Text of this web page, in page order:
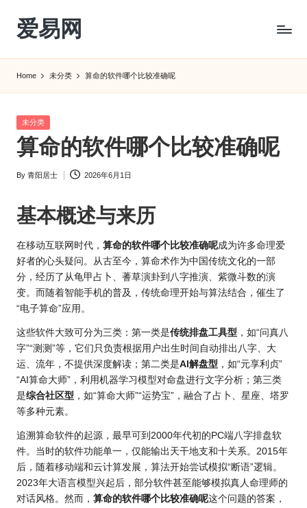
Skip
content
爱易网
转
农
历
历
询
_2ebc.com
Home 未分类 算命的软件哪个比较准确呢
Posted
in
未分类
算命的软件哪个比较准确呢
Posted
By 青阳居士 2026年6月1日
基本概述与来历
在移动互联网时代， 算命的软件哪个比较准确呢成为许多命理爱
好者的心头疑问。从古至今，算命术作为中国传统文化的一部
分，经历了从龟甲占卜、蓍草演卦到八字推演、紫微斗数的演
变。而随着智能手机的普及，传统命理开始与算法结合，催生了
“电子算命”应用。
这些软件大致可分为三类：第一类是传统排盘工具型 ，如“问真八
字”“测测”等，它们只负责根据用户出生时间自动排出八字、大
运、流年，不提供深度解读；第二类是AI解盘型 ，如“元享利贞”
“AI算命大师”，利用机器学习模型对命盘进行文字分析；第三类
是综合社区型 ，如“算命大师”“运势宝”，融合了占卜、 星座 、塔罗
等多种元素。
追溯算命软件的起源，最早可到2000年代初的PC端八字排盘软
件。当时的软件功能单一，仅能输出天干地支和十关系。2015年
后，随着移动端和云计算发展，算法开始尝试模拟“断语”逻辑。
2023年大语言模型兴起后，部分软件甚至能够模拟真人命理师的
对话风格。然而， 算命的软件哪个比较准确呢这个问题的答案，